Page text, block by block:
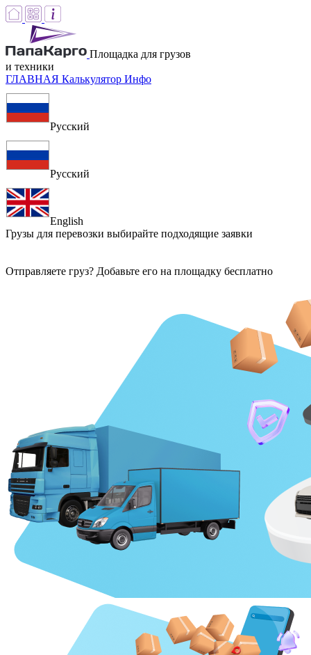
Площадка для грузов
и техники
ГЛАВНАЯ Калькулятор Инфо
Русский
Русский
English
Грузы для перевозки выбирайте подходящие заявки
Отправляете груз? Добавьте его на площадку бесплатно